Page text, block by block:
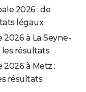
2026 : de
légaux
à La Seyne-
les résultats
à Metz :
résultats